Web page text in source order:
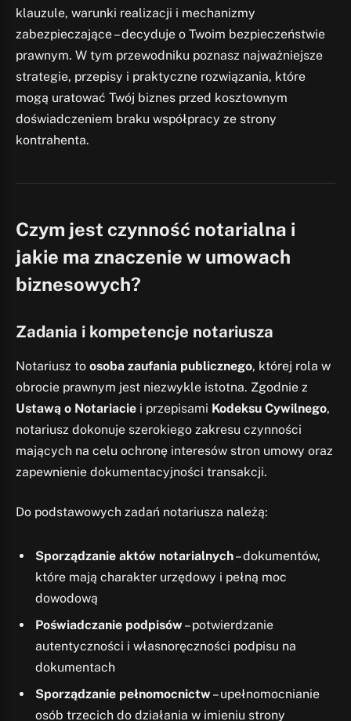
klauzule, warunki realizacji i mechanizmy
zabezpieczające – decyduje o Twoim bezpieczeństwie
prawnym. W tym przewodniku poznasz najważniejsze
strategie, przepisy i praktyczne rozwiązania, które
mogą uratować Twój biznes przed kosztownym
doświadczeniem braku współpracy ze strony
kontrahenta.
Czym jest czynność notarialna i
jakie ma znaczenie w umowach
biznesowych?
Zadania i kompetencje notariusza
Notariusz to osoba zaufania publicznego, której rola w
obrocie prawnym jest niezwykle istotna. Zgodnie z
Ustawą o Notariacie i przepisami Kodeksu Cywilnego,
notariusz dokonuje szerokiego zakresu czynności
mających na celu ochronę interesów stron umowy oraz
zapewnienie dokumentacyjności transakcji.
Do podstawowych zadań notariusza należą:
Sporządzanie aktów notarialnych– dokumentów,
które mają charakter urzędowy i pełną moc
dowodową
Poświadczanie podpisów – potwierdzanie
autentyczności i własnoręczności podpisu na
dokumentach
Sporządzanie pełnomocnictw – upełnomocnianie
osób trzecich do działania w imieniu strony